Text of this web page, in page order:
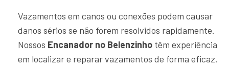
Vazamentos em canos ou conexões podem causar
danos sérios se não forem resolvidos rapidamente.
Nossos Encanador no Belenzinho têm experiência
em localizar e reparar vazamentos de forma eficaz.